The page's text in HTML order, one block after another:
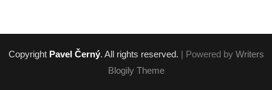
Copyright Pavel Černý. All rights reserved. | Powered by Writers
Blogily Theme